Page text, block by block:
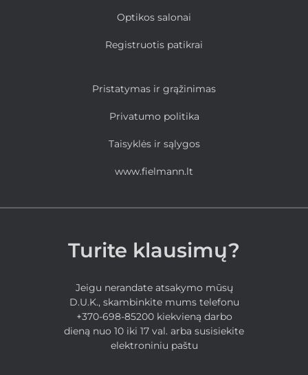
Optikos salonai
Registruotis patikrai
Pristatymas ir grąžinimas
Privatumo politika
Taisyklės ir sąlygos
www.fielmann.lt
Turite klausimų?
Jeigu nerandate atsakymo mūsų
D.U.K., skambinkite mums telefonu
+370-698-85200 kiekvieną darbo
dieną nuo 10 iki 17 val. arba susisiekite
elektroniniu paštu